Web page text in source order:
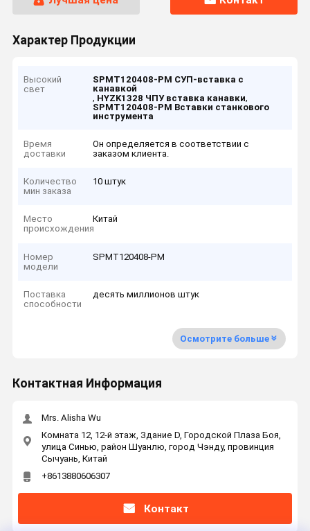
Характер Продукции
Высокий
свет
SPMT120408-PM СУП-вставка с
канавкой
, HYZK1328 ЧПУ вставка канавки,
SPMT120408-PM Вставки станкового
инструмента
Время
доставки
Он определяется в соответствии с
заказом клиента.
Количество
мин заказа
10 штук
Место
происхождения
Китай
Номер
модели
SPMT120408-PM
Поставка
способности
десять миллионов штук
Осмотрите больше
Контактная Информация
Mrs. Alisha Wu
Комната 12, 12-й этаж, Здание D, Городской Плаза Боя,
улица Синью, район Шуанлю, город Чэнду, провинция
Сычуань, Китай
+8613880606307
Контакт